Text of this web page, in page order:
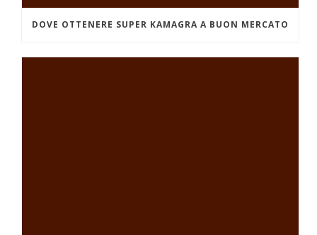
DOVE OTTENERE SUPER KAMAGRA A BUON MERCATO